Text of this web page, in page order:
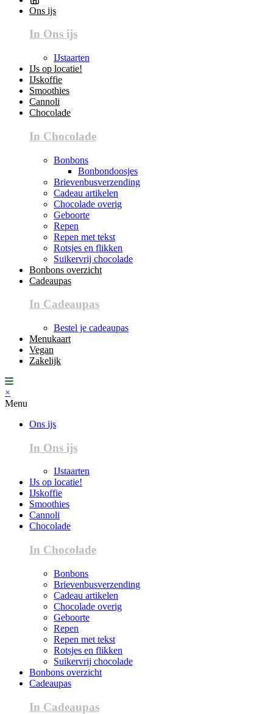
Ons ijs
In Ons ijs
IJstaarten
IJs op locatie!
IJskoffie
Smoothies
Cannoli
Chocolade
In Chocolade
Bonbons
Bonbondoosjes
Brievenbusverzending
Cadeau artikelen
Chocolade overig
Geboorte
Repen
Repen met tekst
Rotsjes en flikken
Suikervrij chocolade
Bonbons overzicht
Cadeaupas
In Cadeaupas
Bestel je cadeaupas
Menukaart
Vegan
Zakelijk
×
Menu
Ons ijs
In Ons ijs
IJstaarten
IJs op locatie!
IJskoffie
Smoothies
Cannoli
Chocolade
In Chocolade
Bonbons
Brievenbusverzending
Cadeau artikelen
Chocolade overig
Geboorte
Repen
Repen met tekst
Rotsjes en flikken
Suikervrij chocolade
Bonbons overzicht
Cadeaupas
In Cadeaupas